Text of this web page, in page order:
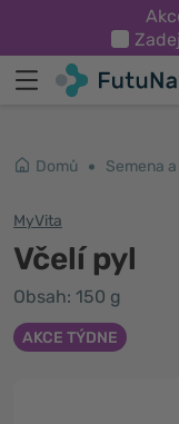
Domů Semena
MyVita
Včelí pyl
Obsah: 150 g
AKCE TÝDNE